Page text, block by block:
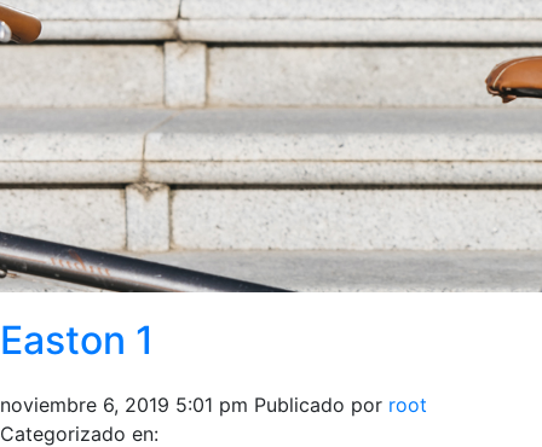
Easton 1
noviembre 6, 2019 5:01 pm Publicado por root
Categorizado en: